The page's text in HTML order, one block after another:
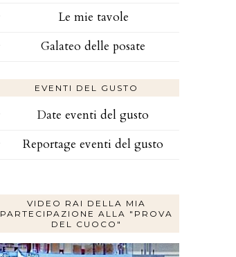
Le mie tavole
Galateo delle posate
EVENTI DEL GUSTO
Date eventi del gusto
Reportage eventi del gusto
VIDEO RAI DELLA MIA
PARTECIPAZIONE ALLA "PROVA
DEL CUOCO"